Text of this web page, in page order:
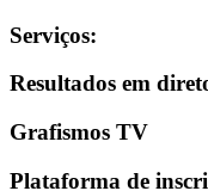
Serviços:
Resultados em
Grafismos TV
Plataforma de